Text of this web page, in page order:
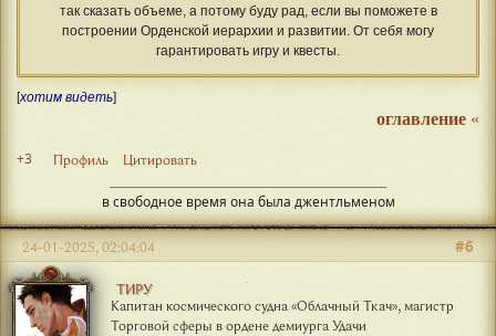
так сказать объеме, а потому буду рад, если вы поможете в
построении Орденской иерархии и развитии. От себя могу
гарантировать игру и квесты.
[хотим видеть]
оглавление «
+3 Профиль Цитировать
в свободное время она была джентльменом
ТИРУ
Капитан космического судна «Облачный Ткач», магистр
Торговой сферы в ордене демиурга Удачи
#6
24-01-2025, 02:04:04